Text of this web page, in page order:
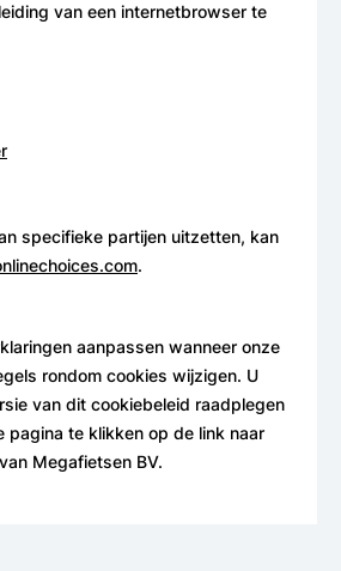
van een internetbrowser te
specifieke partijen uitzetten, kan
.
aanpassen wanneer onze
rondom cookies wijzigen. U
van dit cookiebeleid raadplegen
pagina te klikken op de link naar
van Megafietsen BV.